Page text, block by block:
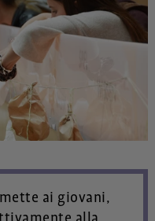
ai giovani,